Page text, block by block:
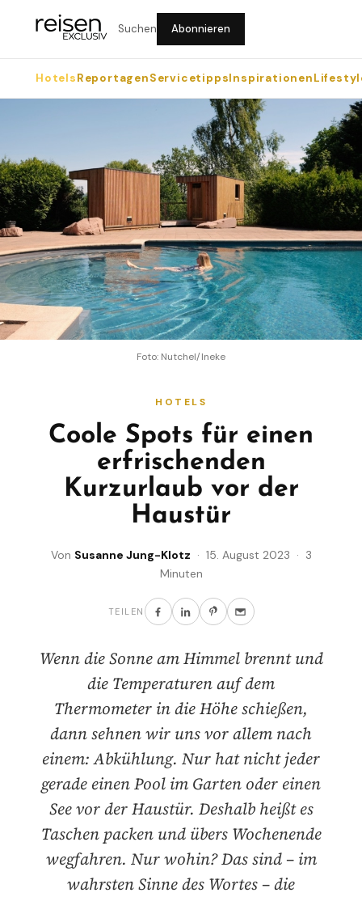
Suchen Abonnieren
HotelsReportagenServicetippsInspirationen
Foto: Nutchel/Ineke
HOTELS
Coole Spots für einen
erfrischenden
Kurzurlaub vor der
Haustür
Von Susanne Jung-Klotz · 15. August 2023 · 3
Minuten
TEILEN
Wenn die Sonne am Himmel brennt und
die Temperaturen auf dem
Thermometer in die Höhe schießen,
dann sehnen wir uns vor allem nach
einem: Abkühlung. Nur hat nicht jeder
gerade einen Pool im Garten oder einen
See vor der Haustür. Deshalb heißt es
Taschen packen und übers Wochenende
wegfahren. Nur wohin? Das sind – im
wahrsten Sinne des Wortes – die